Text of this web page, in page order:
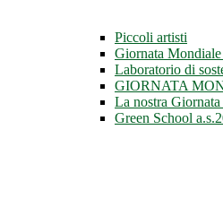
Piccoli artisti
Giornata
Laboratorio di
GIORNATA
La nostra
Green School